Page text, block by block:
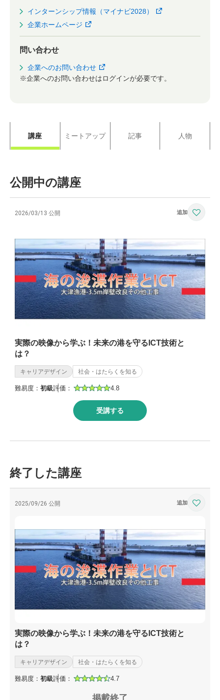
インターンシップ情報（マイナビ2028）
企業ホームページ
問い合わせ
企業へのお問い合わせ
※企業へのお問い合わせはログインが必要です。
講座 ミートアップ 記事 人物
公開中の講座
2026/03/13 公開
実際の映像から学ぶ！未来の港を守るICT技術と
は？
キャリアデザイン 社会・はたらくを知る
難易度： 初級評価： 4.8
受講する
終了した講座
2025/09/26 公開
実際の映像から学ぶ！未来の港を守るICT技術と
は？
キャリアデザイン 社会・はたらくを知る
難易度： 初級評価： 4.7